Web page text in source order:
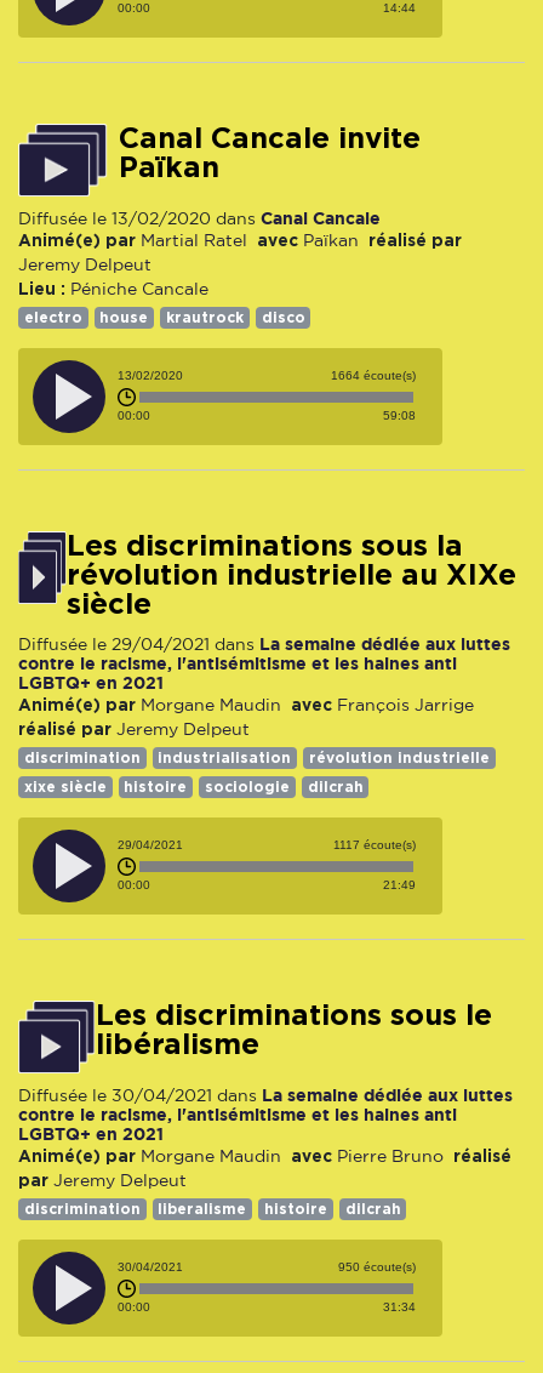
00:00 14:44
Canal Cancale invite
Païkan
Diffusée le 13/02/2020 dans Canal Cancale
Animé(e) par Martial Ratel avec Païkan réalisé par
Jeremy Delpeut
Lieu : Péniche Cancale
electro house krautrock disco
13/02/2020 1664 écoute(s)
00:00 59:08
Les discriminations sous la
révolution industrielle au XIXe
siècle
Diffusée le 29/04/2021 dans La semaine dédiée aux luttes
contre le racisme, l'antisémitisme et les haines anti
LGBTQ+ en 2021
Animé(e) par Morgane Maudin avec François Jarrige
réalisé par Jeremy Delpeut
discrimination industrialisation
révolution industrielle
xixe siècle
histoire sociologie dilcrah
29/04/2021 1117 écoute(s)
00:00 21:49
Les discriminations sous le
libéralisme
Diffusée le 30/04/2021 dans La semaine dédiée aux luttes
contre le racisme, l'antisémitisme et les haines anti
LGBTQ+ en 2021
Animé(e) par Morgane Maudin avec Pierre Bruno
réalisé
par Jeremy Delpeut
discrimination liberalisme histoire dilcrah
30/04/2021 950 écoute(s)
00:00 31:34